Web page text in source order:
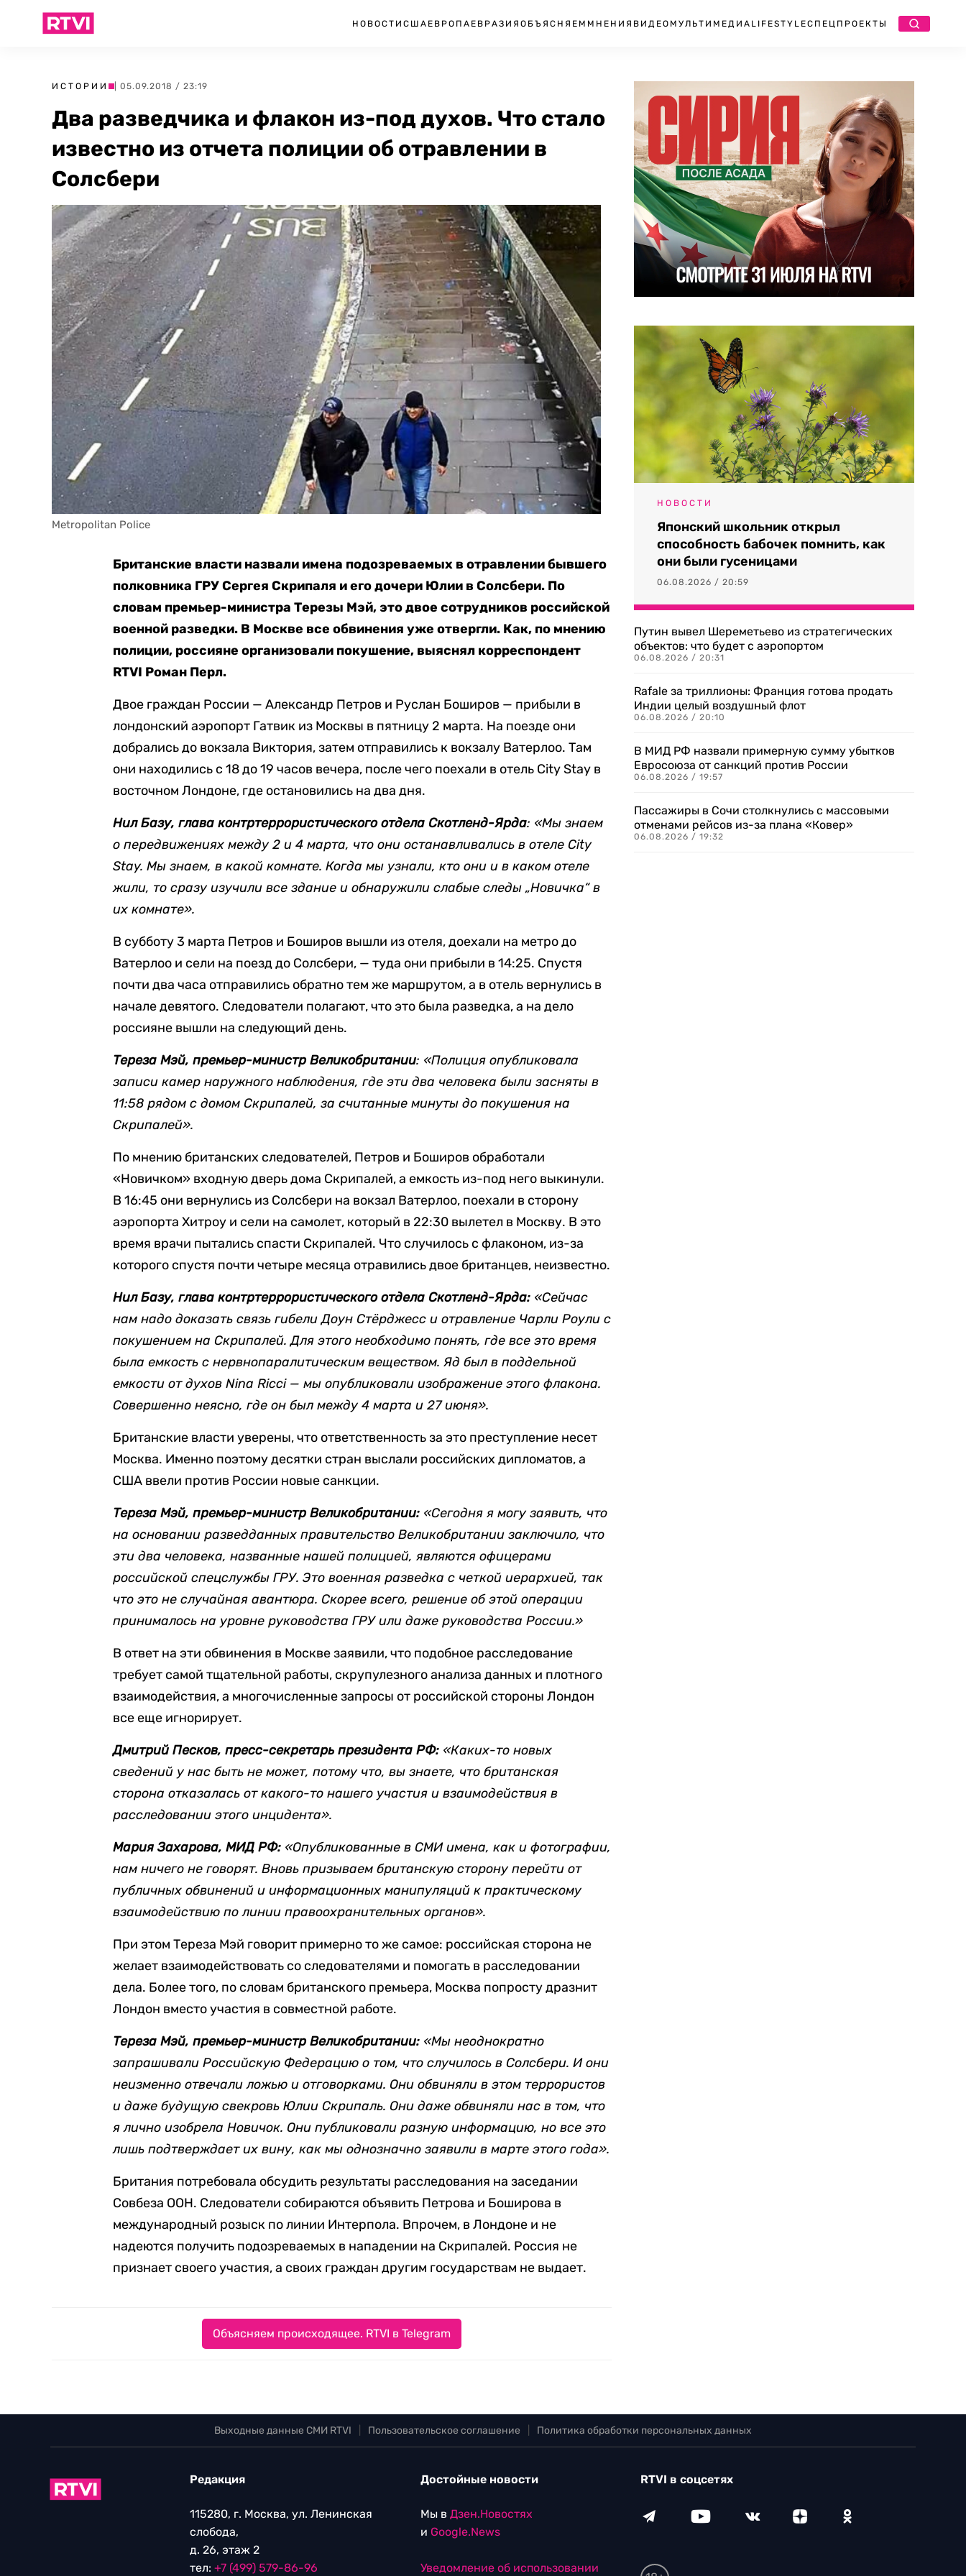
НОВОСТИ США ЕВРОПА ЕВРАЗИЯ ОБЪЯСНЯЕМ МНЕНИЯ ВИДЕО МУЛЬТИМЕДИА LIFESTYLEСПЕЦПРОЕКТЫ
ИСТОРИИ | 05.09.2018 / 23:19
Два разведчика и флакон из-под духов. Что стало
известно из отчета полиции об отравлении в
Солсбери
Metropolitan Police
Британские власти назвали имена подозреваемых в отравлении бывшего
полковника ГРУ Сергея Скрипаля и его дочери Юлии в Солсбери. По
словам премьер-министра Терезы Мэй, это двое сотрудников российской
военной разведки. В Москве все обвинения уже отвергли. Как, по мнению
полиции, россияне организовали покушение, выяснял корреспондент
RTVI Роман Перл.
Двое граждан России — Александр Петров и Руслан Боширов — прибыли в
лондонский аэропорт Гатвик из Москвы в пятницу 2 марта. На поезде они
добрались до вокзала Виктория, затем отправились к вокзалу Ватерлоо. Там
они находились с 18 до 19 часов вечера, после чего поехали в отель City Stay в
восточном Лондоне, где остановились на два дня.
Нил Базу, глава контртеррористического отдела Скотленд-Ярда: «Мы знаем
о передвижениях между 2 и 4 марта, что они останавливались в отеле City
Stay. Мы знаем, в какой комнате. Когда мы узнали, кто они и в каком отеле
жили, то сразу изучили все здание и обнаружили слабые следы„Новичка“в
их комнате».
В субботу 3 марта Петров и Боширов вышли из отеля, доехали на метро до
Ватерлоо и сели на поезд до Солсбери, — туда они прибыли в 14:25. Спустя
почти два часа отправились обратно тем же маршрутом, а в отель вернулись в
начале девятого. Следователи полагают, что это была разведка, а на дело
россияне вышли на следующий день.
Тереза Мэй, премьер-министр Великобритании: «Полиция опубликовала
записи камер наружного наблюдения, где эти два человека были засняты в
11:58 рядом с домом Скрипалей, за считанные минуты до покушения на
Скрипалей».
По мнению британских следователей, Петров и Боширов обработали
«Новичком» входную дверь дома Скрипалей, а емкость из-под него выкинули.
В 16:45 они вернулись из Солсбери на вокзал Ватерлоо, поехали в сторону
аэропорта Хитроу и сели на самолет, который в 22:30 вылетел в Москву. В это
время врачи пытались спасти Скрипалей. Что случилось с флаконом, из-за
которого спустя почти четыре месяца отравились двое британцев, неизвестно.
Нил Базу, глава контртеррористического отдела Скотленд-Ярда: «Сейчас
нам надо доказать связь гибели Доун Стёрджесс и отравление Чарли Роули с
покушением на Скрипалей. Для этого необходимо понять, где все это время
была емкость с нервнопаралитическим веществом. Яд был в поддельной
емкости от духов Nina Ricci — мы опубликовали изображение этого флакона.
Совершенно неясно, где он был между 4 марта и 27 июня».
Британские власти уверены, что ответственность за это преступление несет
Москва. Именно поэтому десятки стран выслали российских дипломатов, а
США ввели против России новые санкции.
Тереза Мэй, премьер-министр Великобритании: «Сегодня я могу заявить, что
на основании разведданных правительство Великобритании заключило, что
эти два человека, названные нашей полицией, являются офицерами
российской спецслужбы ГРУ. Это военная разведка с четкой иерархией, так
что это не случайная авантюра. Скорее всего, решение об этой операции
принималось на уровне руководства ГРУ или даже руководства России.»
В ответ на эти обвинения в Москве заявили, что подобное расследование
требует самой тщательной работы, скрупулезного анализа данных и плотного
взаимодействия, а многочисленные запросы от российской стороны Лондон
все еще игнорирует.
Дмитрий Песков, пресс-секретарь президента РФ: «Каких-то новых
сведений у нас быть не может, потому что, вы знаете, что британская
сторона отказалась от какого-то нашего участия и взаимодействия в
расследовании этого инцидента».
Мария Захарова, МИД РФ: «Опубликованные в СМИ имена, как и фотографии,
нам ничего не говорят. Вновь призываем британскую сторону перейти от
публичных обвинений и информационных манипуляций к практическому
взаимодействию по линии правоохранительных органов».
При этом Тереза Мэй говорит примерно то же самое: российская сторона не
желает взаимодействовать со следователями и помогать в расследовании
дела. Более того, по словам британского премьера, Москва попросту дразнит
Лондон вместо участия в совместной работе.
Тереза Мэй, премьер-министр Великобритании: «Мы неоднократно
запрашивали Российскую Федерацию о том, что случилось в Солсбери. И они
неизменно отвечали ложью и отговорками. Они обвиняли в этом террористов
и даже будущую свекровь Юлии Скрипаль. Они даже обвиняли нас в том, что
я лично изобрела Новичок. Они публиковали разную информацию, но все это
лишь подтверждает их вину, как мы однозначно заявили в марте этого года».
Британия потребовала обсудить результаты расследования на заседании
Совбеза ООН. Следователи собираются объявить Петрова и Боширова в
международный розыск по линии Интерпола. Впрочем, в Лондоне и не
надеются получить подозреваемых в нападении на Скрипалей. Россия не
признает своего участия, а своих граждан другим государствам не выдает.
Объясняем происходящее. RTVI в Telegram
НОВОСТИ
Японский школьник открыл
способность бабочек помнить, как
они были гусеницами
06.08.2026 / 20:59
Путин вывел Шереметьево из стратегических
объектов: что будет с аэропортом
06.08.2026 / 20:31
Rafale за триллионы: Франция готова продать
Индии целый воздушный флот
06.08.2026 / 20:10
В МИД РФ назвали примерную сумму убытков
Евросоюза от санкций против России
06.08.2026 / 19:57
Пассажиры в Сочи столкнулись с массовыми
отменами рейсов из-за плана «Ковер»
06.08.2026 / 19:32
Выходные данные СМИ RTVI Пользовательское соглашение Политика обработки персональных данных
Редакция
115280, г. Москва, ул. Ленинская
слобода,
д. 26, этаж 2
тел: +7 (499) 579-86-96
Достойные новости
Мы в Дзен.Новостях
и Google.News
Уведомление об использовании
RTVI в соцсетях